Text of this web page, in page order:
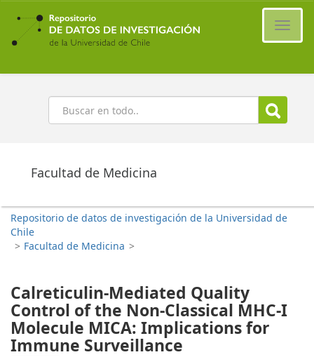
Ir
contenido
principal
Buscar
Facultad de Medicina
Repositorio de datos de investigación de la Universidad de
Chile
> Facultad de Medicina >
Calreticulin-Mediated Quality
Control of the Non-Classical MHC-I
Molecule MICA: Implications for
Immune Surveillance